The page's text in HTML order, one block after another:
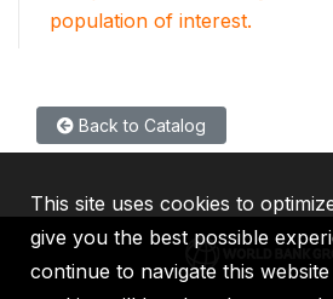
population of interest.
Back to Catalog
This site uses cookies to
give you the best possible
continue to navigate this